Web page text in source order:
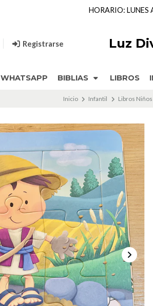
Registrarse Luz
WHATSAPP BIBLIAS LIBROS
HORARIO: LUNES
Inicio Infantil Libros Niños